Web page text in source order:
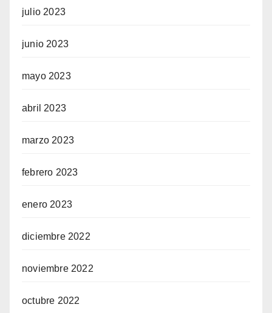
julio 2023
junio 2023
mayo 2023
abril 2023
marzo 2023
febrero 2023
enero 2023
diciembre 2022
noviembre 2022
octubre 2022